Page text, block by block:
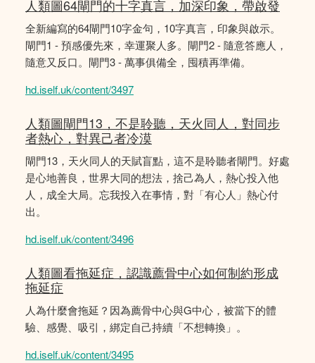
人類圖64閘門的十字真言，加深印象，帶啟發
全新編寫的64閘門10字金句，10字真言，印象與啟示。
閘門1 - 預感優先來，幸運聚人多。閘門2 - 隨意答應人，
隨意又反口。閘門3 - 萬事俱備全，囤積再準備。
hd.iself.uk/content/3497
人類圖閘門13，不是聆聽，天火同人，對同步
者熱心，對異己者冷漠
閘門13，天火同人的天賦盲點，這不是聆聽者閘門。好處
是心地善良，世界大同的想法，捨己為人，熱心投入他
人，成全大局。忘我投入在事情，對「有心人」熱心付
出。
hd.iself.uk/content/3496
人類圖看拖延症，認識薦骨中心如何制約形成
拖延症
人為什麼會拖延？因為薦骨中心與G中心，被當下的體
驗、感覺、吸引，綁定自己持續「不想轉換」。
hd.iself.uk/content/3495